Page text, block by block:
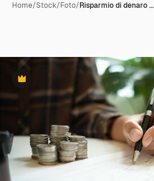
Home/Stock/Foto/Risparmio di denaro …
Premium